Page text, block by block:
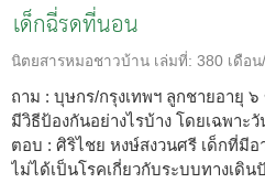
เด็กฉี่รดที่นอน
นิตยสารหมอชาวบ้าน เล่มที่: 380 เดือ
ถาม : บุษกร/กรุงเทพฯ ลูกชายอายุ
มีวิธีป้องกันอย่างไรบ้าง โดยเฉพา
ตอบ : ศิริไชย หงษ์สงวนศรี เด็กที่มี
ไม่ได้เป็นโรคเกี่ยวกับระบบทางเดิ